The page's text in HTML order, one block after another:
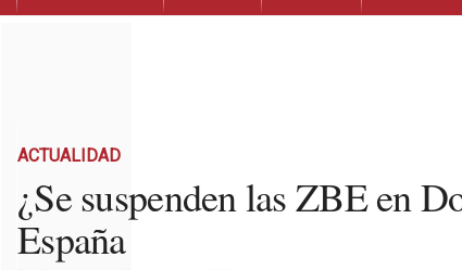
t
ACTUALIDAD
¿Se suspenden las ZBE en
España